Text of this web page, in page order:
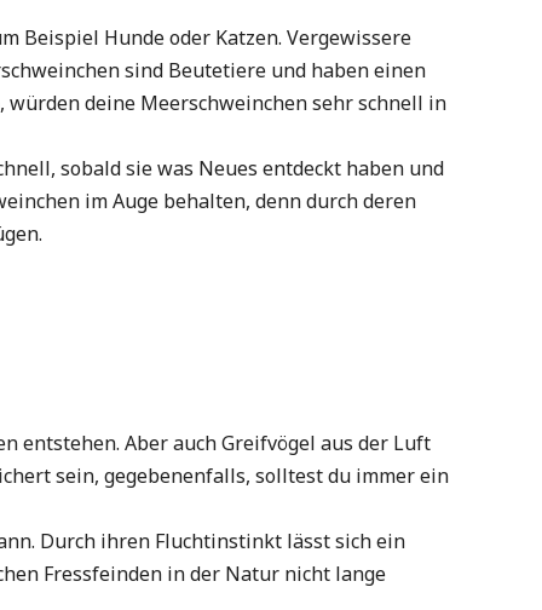
Beispiel Hunde oder Katzen. Vergewissere
sind Beutetiere und haben einen
deine Meerschweinchen sehr schnell in
sobald sie was Neues entdeckt haben und
im Auge behalten, denn durch deren
entstehen. Aber auch Greifvögel aus der Luft
sein, gegebenenfalls, solltest du immer ein
Durch ihren Fluchtinstinkt lässt sich ein
Fressfeinden in der Natur nicht lange